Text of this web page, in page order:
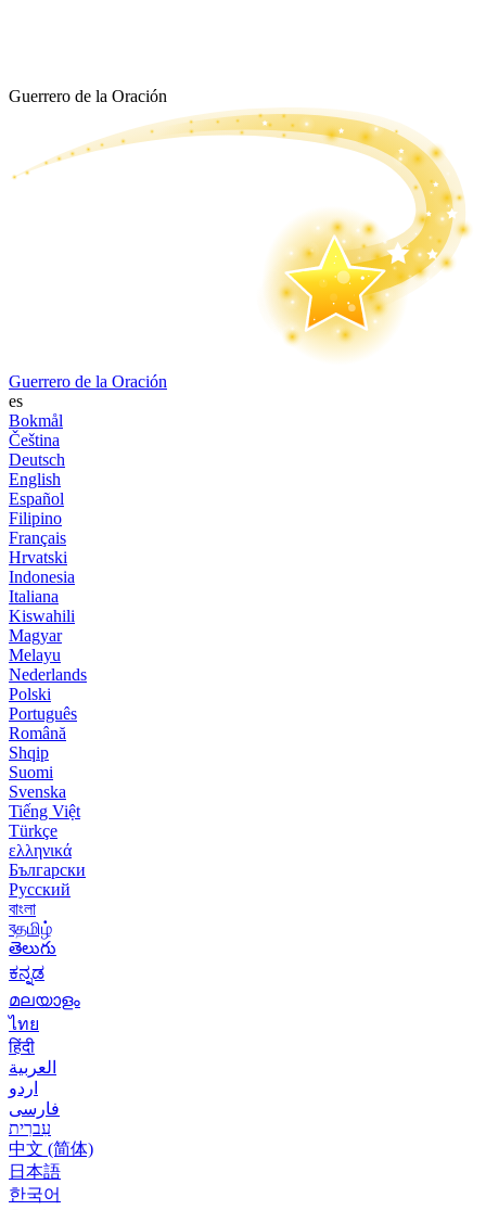
Guerrero de la Oración
Guerrero de la Oración
es
Bokmål
Čeština
Deutsch
English
Español
Filipino
Français
Hrvatski
Indonesia
Italiana
Kiswahili
Magyar
Melayu
Nederlands
Polski
Português
Română
Shqip
Suomi
Svenska
Tiếng Việt
Türkçe
ελληνικά
Български
Русский
বাংলা
বதமிழ்
తెలుగు
ಕನ್ನಡ
മലയാളം
ไทย
हिंदी
العربية
اردو
فارسی
עִברִית
中文 (简体)
日本語
한국어